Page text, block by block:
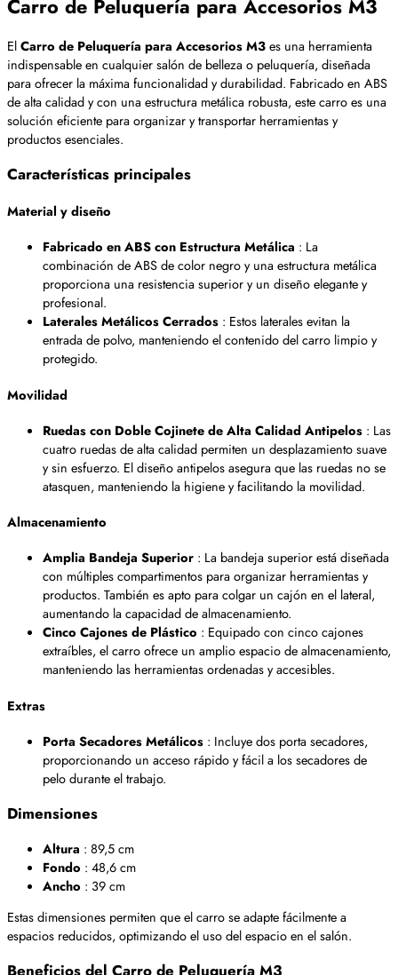
Carro de Peluquería para Accesorios M3
ElCarro de Peluquería para Accesorios M3es una herramienta
indispensable en cualquier salón de belleza o peluquería, diseñada
para ofrecer la máxima funcionalidad y durabilidad. Fabricado en ABS
de alta calidad y con una estructura metálica robusta, este carro es una
solución eficiente para organizar y transportar herramientas y
productos esenciales.
Características principales
Material y diseño
Fabricado en ABS con Estructura Metálica : La
combinación de ABS de color negro y una estructura metálica
proporciona una resistencia superior y un diseño elegante y
profesional.
Laterales Metálicos Cerrados : Estos laterales evitan la
entrada de polvo, manteniendo el contenido del carro limpio y
protegido.
Movilidad
Ruedas con Doble Cojinete de Alta Calidad Antipelos : Las
cuatro ruedas de alta calidad permiten un desplazamiento suave
y sin esfuerzo. El diseño antipelos asegura que las ruedas no se
atasquen, manteniendo la higiene y facilitando la movilidad.
Almacenamiento
Amplia Bandeja Superior : La bandeja superior está diseñada
con múltiples compartimentos para organizar herramientas y
productos. También es apto para colgar un cajón en el lateral,
aumentando la capacidad de almacenamiento.
Cinco Cajones de Plástico : Equipado con cinco cajones
extraíbles, el carro ofrece un amplio espacio de almacenamiento,
manteniendo las herramientas ordenadas y accesibles.
Extras
Porta Secadores Metálicos : Incluye dos porta secadores,
proporcionando un acceso rápido y fácil a los secadores de
pelo durante el trabajo.
Dimensiones
Altura : 89,5 cm
Fondo : 48,6 cm
Ancho : 39 cm
Estas dimensiones permiten que el carro se adapte fácilmente a
espacios reducidos, optimizando el uso del espacio en el salón.